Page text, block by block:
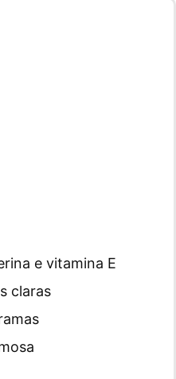
e vitamina E
claras